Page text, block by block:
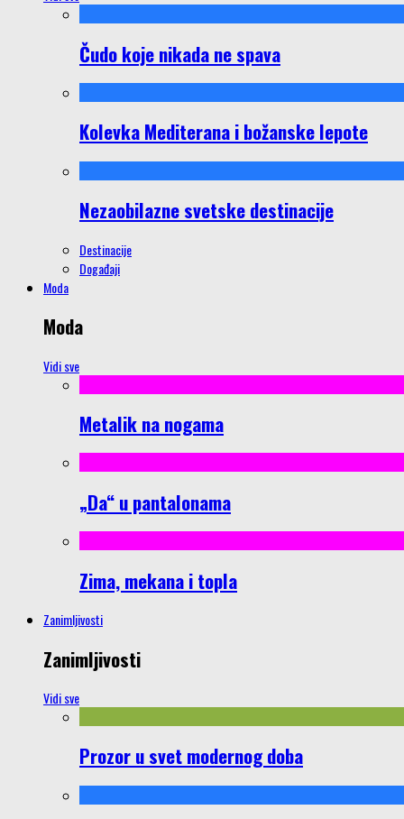
Čudo koje nikada ne spava
Kolevka Mediterana i božanske lepote
Nezaobilazne svetske destinacije
Destinacije
Događaji
Moda
Moda
Vidi sve
Metalik na nogama
„Da“ u pantalonama
Zima, mekana i topla
Zanimljivosti
Zanimljivosti
Vidi sve
Prozor u svet modernog doba